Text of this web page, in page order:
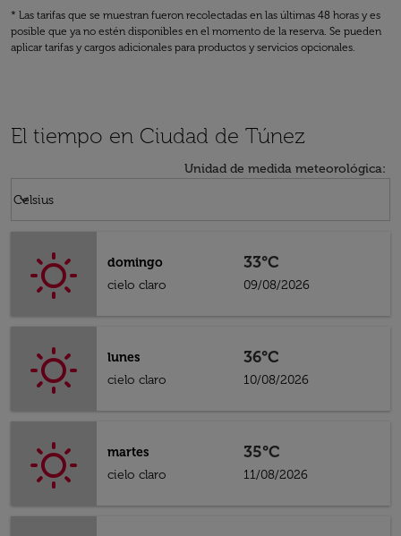
* Las tarifas que se muestran fueron recolectadas en las últimas 48 horas y es
posible que ya no estén disponibles en el momento de la reserva. Se pueden
aplicar tarifas y cargos adicionales para productos y servicios opcionales.
El tiempo en Ciudad de Túnez
Unidad de medida meteorológica:
Celsius
keyboard_arrow_down
domingo
cielo claro
33°C
09/08/2026
lunes
cielo claro
36°C
10/08/2026
martes
cielo claro
35°C
11/08/2026